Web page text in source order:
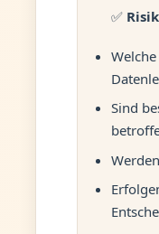
✅
Sind